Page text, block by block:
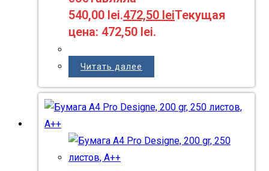
540,00 lei.472,50 leiТекущая
цена: 472,50 lei.
Читать далее